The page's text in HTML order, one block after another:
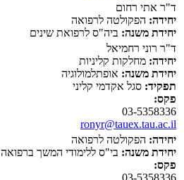
ד"ר אתי רחום
יחידה: הפקולטה לרפואה
יחידת משנה: ביה"ס לרפואת שינים
ד"ר רוני רחמיאל
יחידה: מחלקות קליניות
יחידת משנה: אופתלמולוגיה
תפקיד: סגל אקדמי קליני
פקס:
03-5358336
ronyr@tauex.tau.ac.il
יחידה: הפקולטה לרפואה
יחידת משנה: בי"ס ללימודי המשך ברפואה
פקס:
03-5358336